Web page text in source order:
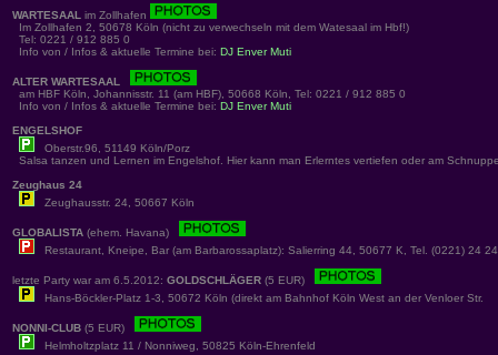
WARTESAAL im Zollhafen
Im Zollhafen 2, 50678 Köln (nicht zu verwechseln mit dem Watesaal im Hbf!)
Tel: 0221 / 912 885 0
Info von / Infos & aktuelle Termine bei: DJ Enver Muti
ALTER WARTESAAL
am HBF Köln, Johannisstr. 11 (am HBF), 50668 Köln, Tel: 0221 / 912 885 0
Info von / Infos & aktuelle Termine bei: DJ Enver Muti
ENGELSHOF
Oberstr.96, 51149 Köln/Porz
Salsa tanzen und Lernen im Engelshof. Hier kann man Erlerntes vertiefen oder am
Zeughaus 24
Zeughausstr. 24, 50667 Köln
GLOBALISTA (ehem. Havana)
Restaurant, Kneipe, Bar (am Barbarossaplatz): Salierring 44, 50677 K, Tel. (0221) 24
letzte Party war am 6.5.2012: GOLDSCHLÄGER (5 EUR)
Hans-Böckler-Platz 1-3, 50672 Köln (direkt am Bahnhof Köln West an der Venloer Str.
NONNI-CLUB (5 EUR)
Helmholtzplatz 11 / Nonniweg, 50825 Köln-Ehrenfeld